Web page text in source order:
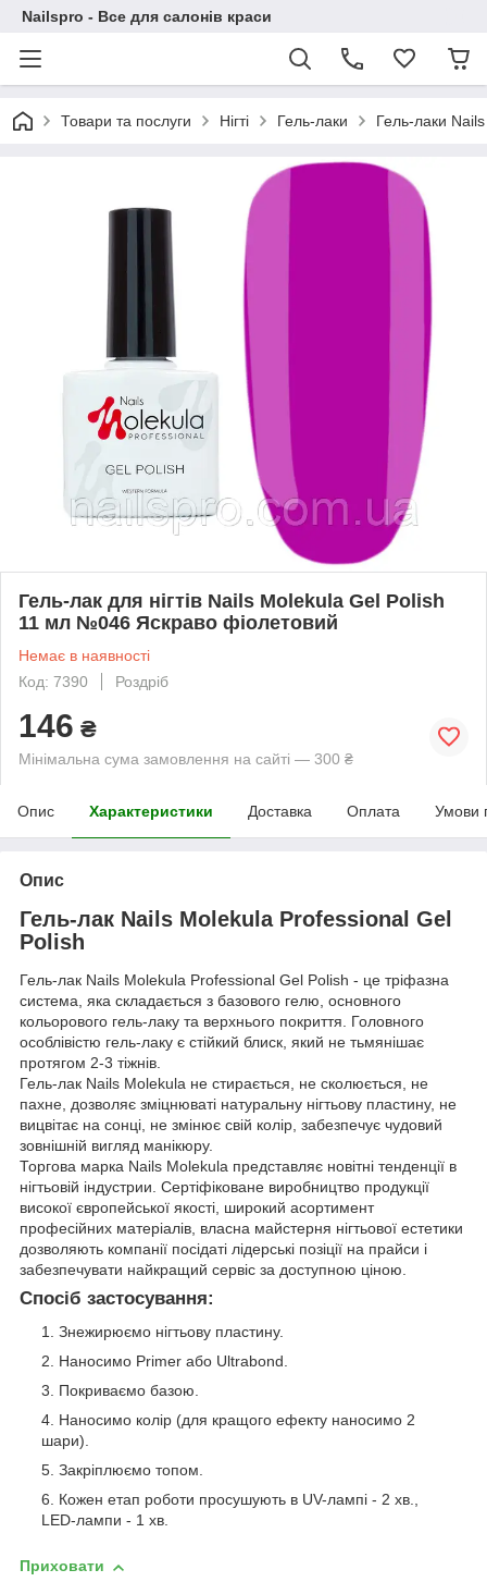
Nailspro - Все для салонів краси
Товари та послуги Нігті Гель-лаки Гель-лаки
Гель-лак для нігтів Nails Molekula Gel Polish
11 мл №046 Яскраво фіолетовий
Немає в наявності
Код: 7390
Роздріб
146 ₴
Мінімальна сума замовлення на сайті — 300 ₴
Опис Характеристики Доставка Оплата Умови
Опис
Гель-лак Nails Molekula Professional Gel
Polish
Гель-лак Nails Molekula Professional Gel Polish - це тріфазна
система, яка складається з базового гелю, основного
кольорового гель-лаку та верхнього покриття. Головного
особлівістю гель-лаку є стійкий блиск, який не тьмянішає
протягом 2-3 тіжнів.
Гель-лак Nails Molekula не стирається, не сколюється, не
пахне, дозволяє зміцнюваті натуральну нігтьову пластину, не
вицвітає на сонці, не змінює свій колір, забезпечує чудовий
зовнішній вигляд манікюру.
Торгова марка Nails Molekula представляє новітні тенденції в
нігтьовій індустрии. Сертіфіковане виробництво продукції
високої європейської якості, широкий асортимент
професійних матеріалів, власна майстерня нігтьової естетики
дозволяють компанії посідаті лідерські позіції на прайси і
забезпечувати найкращий сервіс за доступною ціною.
Спосіб застосування:
Знежирюємо нігтьову пластину.
Наносимо Primer або Ultrabond.
Покриваємо базою.
Наносимо колір (для кращого ефекту наносимо 2
шари).
Закріплюємо топом.
Кожен етап роботи просушують в UV-лампі - 2 хв.,
LED-лампи - 1 хв.
Приховати